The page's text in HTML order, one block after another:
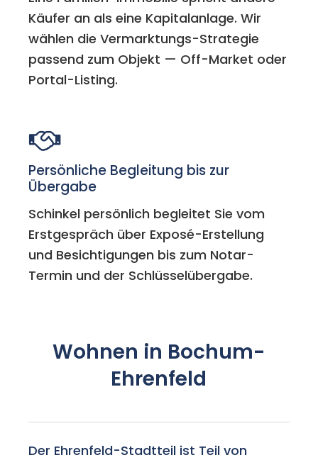
Käufer an als eine Kapitalanlage. Wir
wählen die Vermarktungs-Strategie
passend zum Objekt — Off-Market oder
Portal-Listing.
Persönliche Begleitung bis zur
Übergabe
Schinkel persönlich begleitet Sie vom
Erstgespräch über Exposé-Erstellung
und Besichtigungen bis zum Notar-
Termin und der Schlüsselübergabe.
Wohnen in Bochum-
Ehrenfeld
Der Ehrenfeld-Stadtteil ist Teil von